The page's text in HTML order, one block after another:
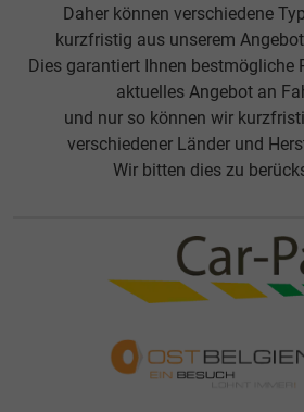
Daher können verschiedene
kurzfristig aus unserem
Dies garantiert Ihnen bestmögliche
aktuelles Angebot an
und nur so können wir
verschiedener Länder und
Wir bitten dies zu